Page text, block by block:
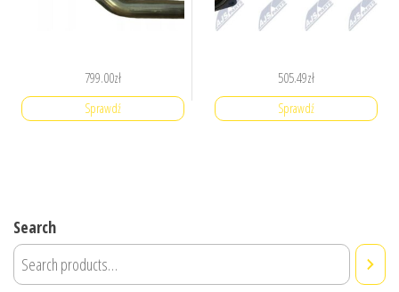
799.00zł
Sprawdź
505.49zł
Sprawdź
Search